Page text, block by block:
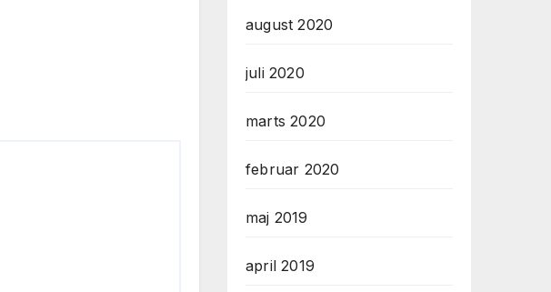
august 2020
juli 2020
marts 2020
februar 2020
maj 2019
april 2019